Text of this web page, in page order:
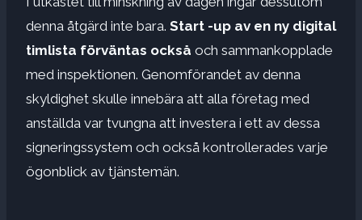
denna åtgärd inte bara. Start -up av en ny digital
timlista förväntas också och sammankopplade
med inspektionen. Genomförandet av denna
skyldighet skulle innebära att alla företag med
anställda var tvungna att investera i ett av dessa
signeringssystem och också kontrollerades varje
ögonblick av tjänstemän.